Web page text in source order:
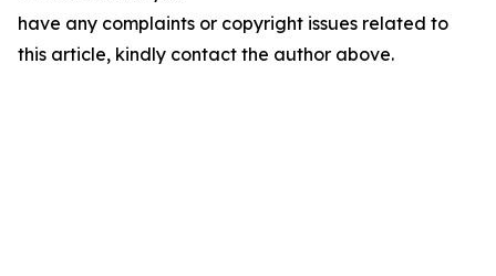
have any complaints or copyright issues related to
this article, kindly contact the author above.